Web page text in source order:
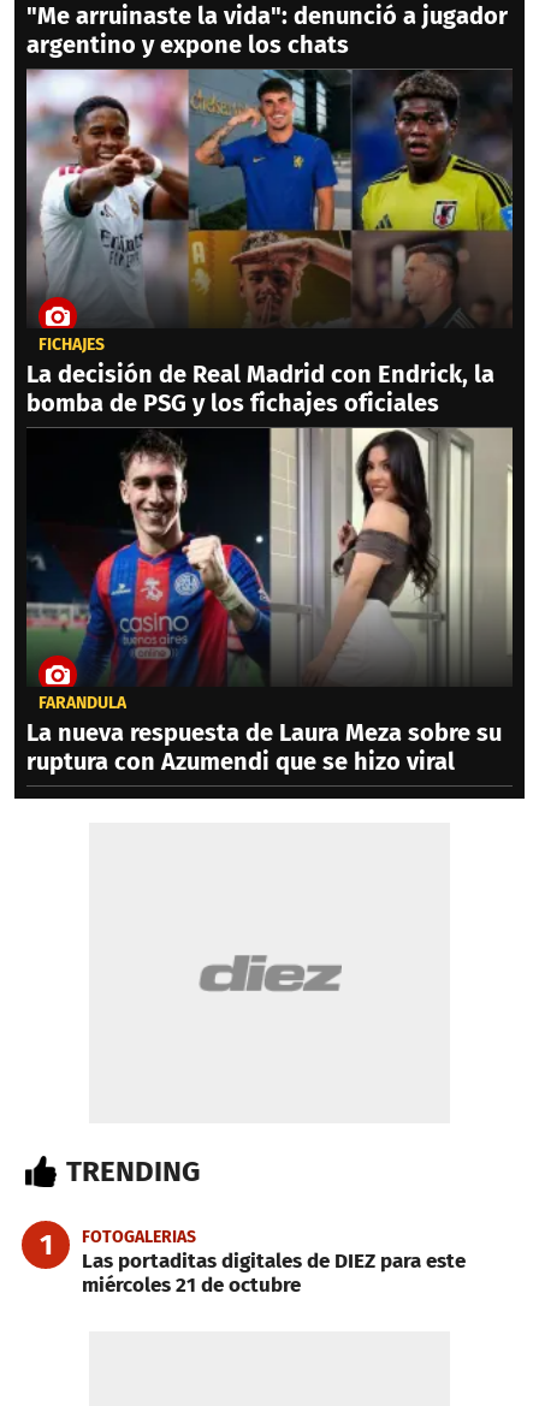
"Me arruinaste la vida": denunció a jugador
argentino y expone los chats
FICHAJES
La decisión de Real Madrid con Endrick, la
bomba de PSG y los fichajes oficiales
FARÁNDULA
La nueva respuesta de Laura Meza sobre su
ruptura con Azumendi que se hizo viral
TRENDING
1 FOTOGALERIAS
Las portaditas digitales de DIEZ para este
miércoles 21 de octubre